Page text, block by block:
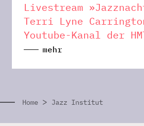
Livestream
Terri Lyne
Youtube-Kanal der
mehr
Home > Jazz Institut